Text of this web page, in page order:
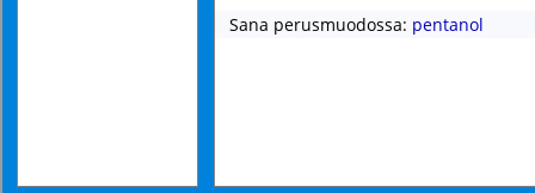
Sana perusmuodossa: pentanol